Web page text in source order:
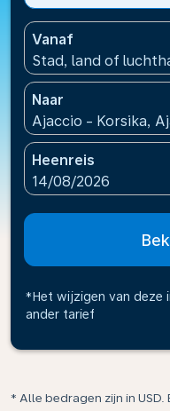
Vanaf
Stad, land of
Naar
Ajaccio - Korsika,
Heenreis
fc-booking-
14/08/2026
*Het wijzigen van deze
ander tarief
* Alle bedragen zijn in